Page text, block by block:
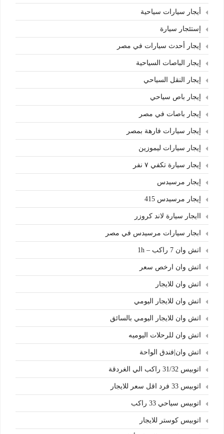
أيجار سيارات سياحية
إستئجار سيارة
إيجار أحدث سيارات في مصر
إيجار الباصات السياحية
إيجار النقل السياحي
إيجار باص سياحي
إيجار باصات في مصر
إيجار سيارات فارهة بمصر
إيجار سيارات ليموزين
إيجار سيارة تكفي ٧ نفر
إيجار مرسيدس
إيجار مرسيدس 415
اايجار سيارة لاند كروزر
ابجار سيارات مرسيدس في مصر
اتش وان 7 راكب – 1h
اتش وان ارخص سعر
اتش وان للايجار
اتش وان للايجار اليومي
اتش وان للايجار اليومي بالسائق
اتش وان للرحلات اليوميه
اتش وان|فندق الواحة
اتوبيس 31/32 راكب الي الغردقة
اتوبيس 33 فرد اقل سعر للايجار
اتوبيس سياحي 33 راكب
اتوبيس كوستر للايجار